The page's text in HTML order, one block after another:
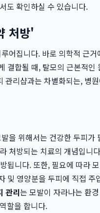
도 확인하실 수 있습니다.
처방'
어집니다. 바로 의학적 근
결합될 때, 탈모의 근본적인
리샵과는 차별화되는, 병
을 위해서는 건강한 두피가
처방되는 치료의 개념입니
됩니다. 또한, 필요에 따라
영양분을 두피에 직접 주
관리는 모발이 자라나는 환
할을 합니다.